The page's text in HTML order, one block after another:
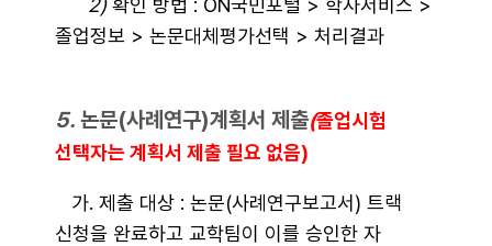
2)확인 방법 : ON국민포털 > 학사서비스 >
졸업정보 > 논문대체평가선택 > 처리결과
5. 논문(사례연구)계획서 제출(졸업시험
선택자는 계획서 제출 필요 없음)
가. 제출 대상 : 논문(사례연구보고서) 트랙
신청을 완료하고 교학팀이 이를 승인한 자